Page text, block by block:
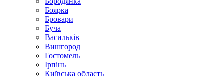
Боярка
Бровари
Буча
Васильків
Вишгород
Гостомель
Ірпінь
Київська область